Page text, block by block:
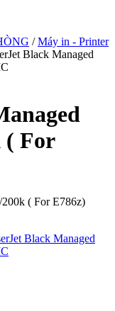
/Máy in - Printer
Black Managed
( For
( For E786z)
Black Managed